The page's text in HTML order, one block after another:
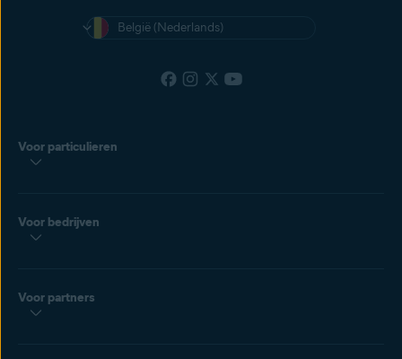
België (Nederlands)
Voor particulieren
Voor bedrijven
Voor partners